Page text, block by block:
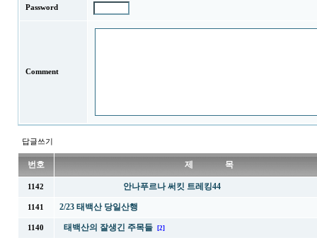
Password
Comment
답글쓰기
번호 제 목
1142 안나푸르나 써킷 트레킹44
1141 2/23 태백산 당일산행
1140 태백산의 잘생긴 주목들 [2]